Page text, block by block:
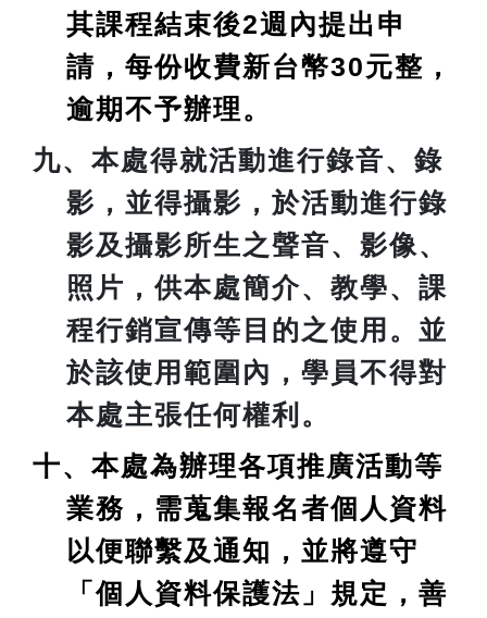
其課程結束後2週內提出申
請，每份收費新台幣30元整，
逾期不予辦理。
九、本處得就活動進行錄音、錄
影，並得攝影，於活動進行錄
影及攝影所生之聲音、影像、
照片，供本處簡介、教學、課
程行銷宣傳等目的之使用。並
於該使用範圍內，學員不得對
本處主張任何權利。
十、本處為辦理各項推廣活動等
業務，需蒐集報名者個人資料
以便聯繫及通知，並將遵守
「個人資料保護法」規定，善